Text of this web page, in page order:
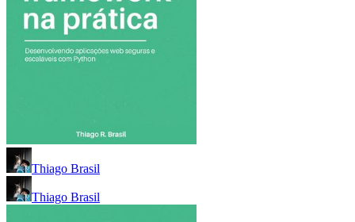
Thiago Brasil
Thiago Brasil